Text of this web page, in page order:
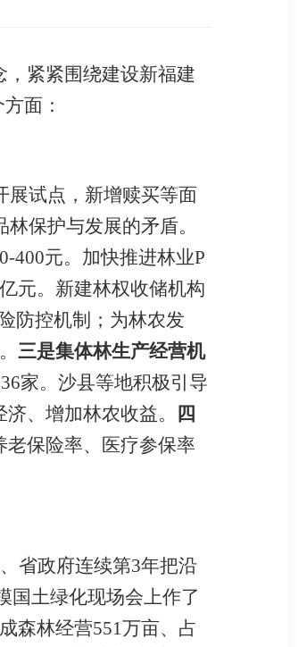
紧紧围绕建设新福建
面：
展试点，新增赎买等面
保护与发展的矛盾。
400元。加快推进林业P
亿元。新建林权收储机构
防控机制 ；为林农发
。 三是集体林生产经营机
家。沙县等地积极引导
、增加林农收益。
四
保险率、医疗参保率
省政府连续第3年把沿
国土绿化现场会上作了
森林经营551万亩、占